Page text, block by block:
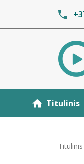
Titulinis
Titulinis